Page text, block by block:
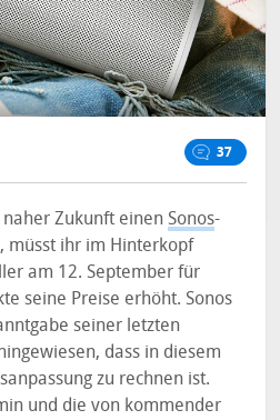
37
Zukunft einen Sonos-
müsst ihr im Hinterkopf
am 12. September für
seine Preise erhöht. Sonos
seiner letzten
dass in diesem
zu rechnen ist.
und die von kommender